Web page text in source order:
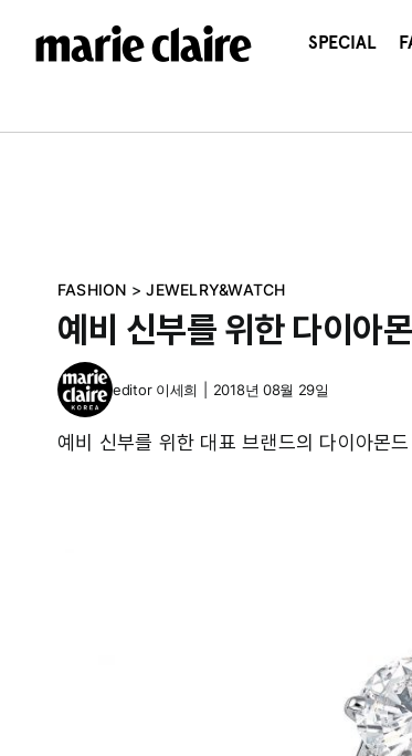
건
SPECIAL
FASHION > JEWELRY&WATCH
예비 신부를 위한 다이아
editor 이세희 2018년 08월 29일
예비 신부를 위한 대표 브랜드의 다이아몬